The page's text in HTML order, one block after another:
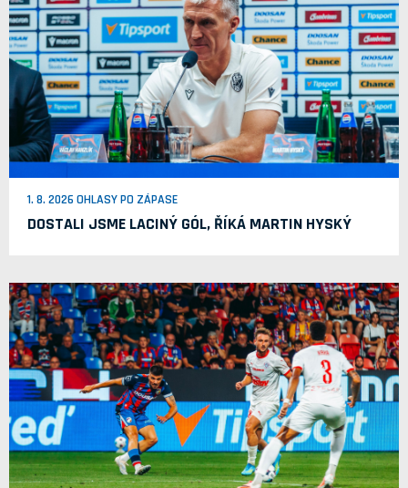
1. 8. 2026 OHLASY PO ZÁPASE
DOSTALI JSME LACINÝ GÓL, ŘÍKÁ MARTIN HYSKÝ